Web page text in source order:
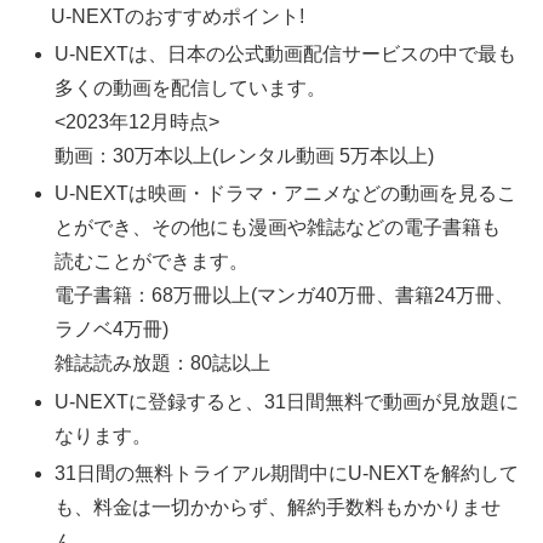
U-NEXTのおすすめポイント!
U-NEXTは、日本の公式動画配信サービスの中で最も
多くの動画を配信しています。
<2023年12月時点>
動画：30万本以上(レンタル動画 5万本以上)
U-NEXTは映画・ドラマ・アニメなどの動画を見るこ
とができ、その他にも漫画や雑誌などの電子書籍も
読むことができます。
電子書籍：68万冊以上(マンガ40万冊、書籍24万冊、
ラノベ4万冊)
雑誌読み放題：80誌以上
U-NEXTに登録すると、31日間無料で動画が見放題に
なります。
31日間の無料トライアル期間中にU-NEXTを解約して
も、料金は一切かからず、解約手数料もかかりませ